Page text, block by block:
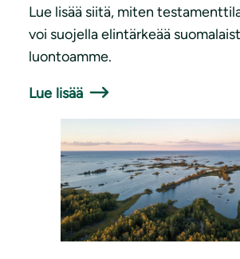
Lue lisää siitä, miten
voi suojella elintärkeää
luontoamme.
Lue lisää